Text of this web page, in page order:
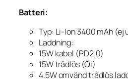
Batteri:
Typ: Li-Ion 3400 mAh
Laddning:
15W kabel (PD2.0)
15W trådlös (Qi)
4.5W omvänd trådlös